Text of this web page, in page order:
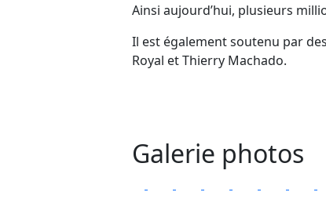
Ainsi aujourd’hui, plusieurs
Il est également soutenu par
Royal et Thierry Machado.
Galerie photos